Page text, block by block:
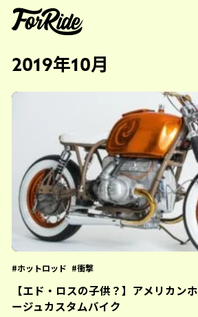
2019年10月
ホットロッド 衝撃
【エド・ロスの子供？】アメリカン
ージュカスタムバイク